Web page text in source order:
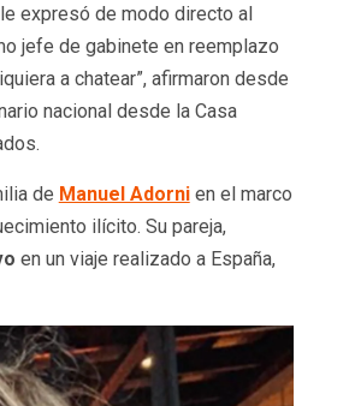
expresó de modo directo al
jefe de gabinete en reemplazo
a chatear”, afirmaron desde
nacional desde la Casa
de Manuel Adorni en el marco
ilícito. Su pareja,
en un viaje realizado a España,